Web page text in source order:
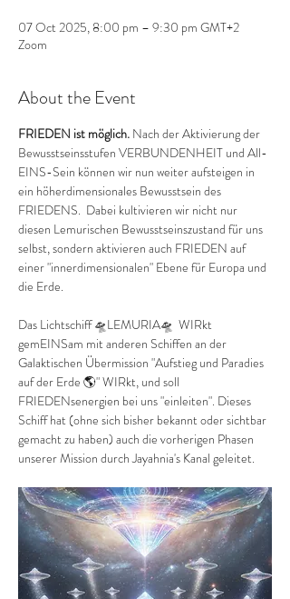
07 Oct 2025, 8:00 pm – 9:30 pm GMT+2
Zoom
About the Event
FRIEDEN ist möglich. Nach der Aktivierung der
Bewusstseinsstufen VERBUNDENHEIT und All-
EINS-Sein können wir nun weiter aufsteigen in
ein höherdimensionales Bewusstsein des
FRIEDENS.  Dabei kultivieren wir nicht nur
diesen Lemurischen Bewusstseinszustand für uns
selbst, sondern aktivieren auch FRIEDEN auf
einer "innerdimensionalen" Ebene für Europa und
die Erde.
Das Lichtschiff 🛸LEMURIA🛸  WIRkt
gemEINSam mit anderen Schiffen an der
Galaktischen Übermission "Aufstieg und Paradies
auf der Erde 🌎" WIRkt, und soll
FRIEDENsenergien bei uns "einleiten". Dieses
Schiff hat (ohne sich bisher bekannt oder sichtbar
gemacht zu haben) auch die vorherigen Phasen
unserer Mission durch Jayahnia's Kanal geleitet.